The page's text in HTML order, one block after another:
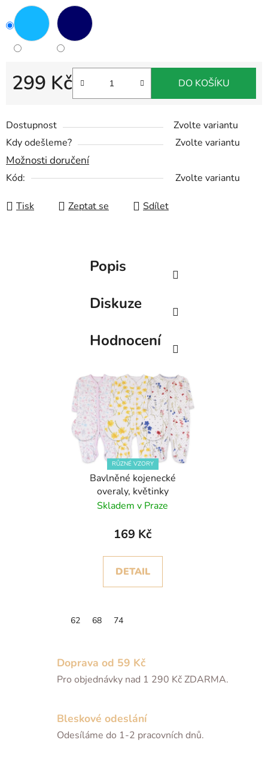
Dostupnost
Zvolte variantu
Kdy odešleme?
Zvolte variantu
Možnosti doručení
Kód: Zvolte variantu
299 Kč DO KOŠÍKU
Tisk Zeptat se Sdílet
Doprava od 59 Kč
Pro objednávky nad 1 290 Kč ZDARMA.
Bleskové odeslání
Odesíláme do 1-2 pracovních dnů.
Popis
Diskuze
Hodnocení
RŮZNÉ VZORY
Bavlněné kojenecké
overaly, květinky
Skladem v Praze
169 Kč
DETAIL
62 68 74